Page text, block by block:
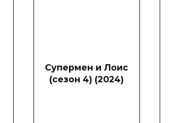
Супермен и Лоис
(сезон 4) (2024)